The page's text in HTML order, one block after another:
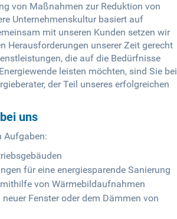
von Maßnahmen zur Reduktion von
Unternehmenskultur basiert auf
mit unseren Kunden setzen wir
Herausforderungen unserer Zeit gerecht
die auf die Bedürfnisse
leisten möchten, sind Sie bei
der Teil unseres erfolgreichen
uns
Aufgaben:
für eine energiesparende Sanierung
von Wärmebildaufnahmen
Fenster oder dem Dämmen von